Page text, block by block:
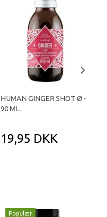
HUMAN GINGER SHOT Ø -
90 ML.
19,95 DKK
Populær